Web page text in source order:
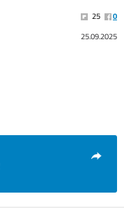
25
0
25.09.2025